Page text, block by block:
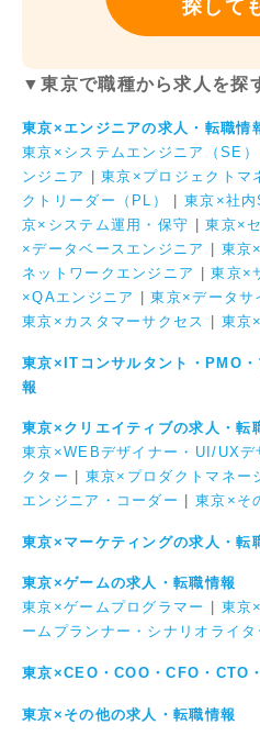
探して
▼東京で職種から求人を探
東京×エンジニアの求人・転職情
東京×システムエンジニア（SE）
ンジニア
|東京×プロジェクトマ
クトリーダー（PL）
東京×社内
京×システム運用・保守 |東京×
×データベースエンジニア
東京
ネットワークエンジニア
|東京×
×QAエンジニア
|東京×データサ
東京×カスタマーサクセス
東京
東京×ITコンサルタント・PMO
報
東京×クリエイティブの求人・転
東京×WEBデザイナー・UI/UXデ
クター
東京×プロダクトマネー
エンジニア・コーダー
東京×そ
東京×マーケティングの求人・転
東京×ゲームの求人・転職情報
東京×ゲームプログラマー
東京
ームプランナー・シナリオライタ
東京×CEO・COO・CFO・CTO
東京×その他の求人・転職情報